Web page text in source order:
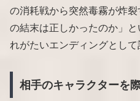
の消耗戦から突然毒霧が炸
の結末は正しかったのか」
れがたいエンディングとして
相手のキャラクターを